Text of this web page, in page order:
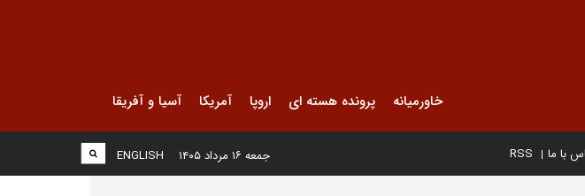
خاورمیانه پرونده هسته ای اروپا آمریکا آسیا و آفریقا
با ما RSS
ENGLISH جمعه ۱۶ مرداد ۱۴۰۵